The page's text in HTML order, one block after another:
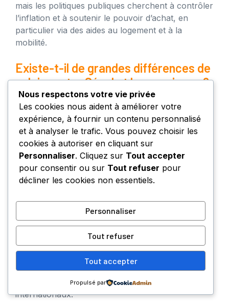
mais les politiques publiques cherchent à contrôler
l’inflation et à soutenir le pouvoir d’achat, en
particulier via des aides au logement et à la
mobilité.
Existe-t-il de grandes différences de
salaire entre Séoul et les provinces ?
Oui. Séoul offre régulièrement des salaires 10 à 15
% supérieurs à la moyenne nationale, tandis que
certaines régions rurales ou industrielles restent
en dessous, bien que la décentralisation tende à
réduire ces écarts.
Quelles sont les pratiques RH
rémunération en Corée du Sud ?
La flexibilité salariale, le feedback en temps réel,
l’ajustement individualisé des primes et le recours à
l’intelligence artificielle pour l’évaluation des
compétences révolutionnent la gestion RH,
rendant le pays très attractif pour les profils
internationaux.
Nous respectons votre vie privée
Les cookies nous aident à améliorer votre
expérience, à fournir un contenu personnalisé
et à analyser le trafic. Vous pouvez choisir les
cookies à autoriser en cliquant sur
Personnaliser. Cliquez sur Tout accepter
pour consentir ou sur Tout refuser pour
décliner les cookies non essentiels.
Personnaliser
Tout refuser
Tout accepter
Propulsé par